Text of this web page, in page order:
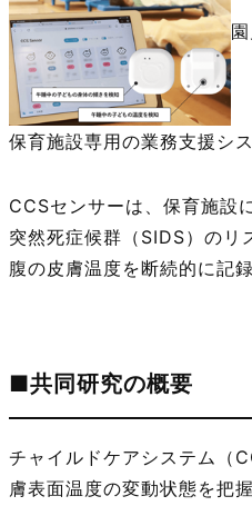
保育施設専用の業務支援シス
CCSセンサーは、保育施設
突然死症候群（SIDS）のリ
腹の皮膚温度を断続的に記録
■共同研究の概要
チャイルドケアシステム（
膚表面温度の変動状態を把